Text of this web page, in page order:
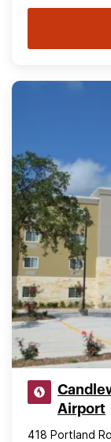
Airport
418 Portland